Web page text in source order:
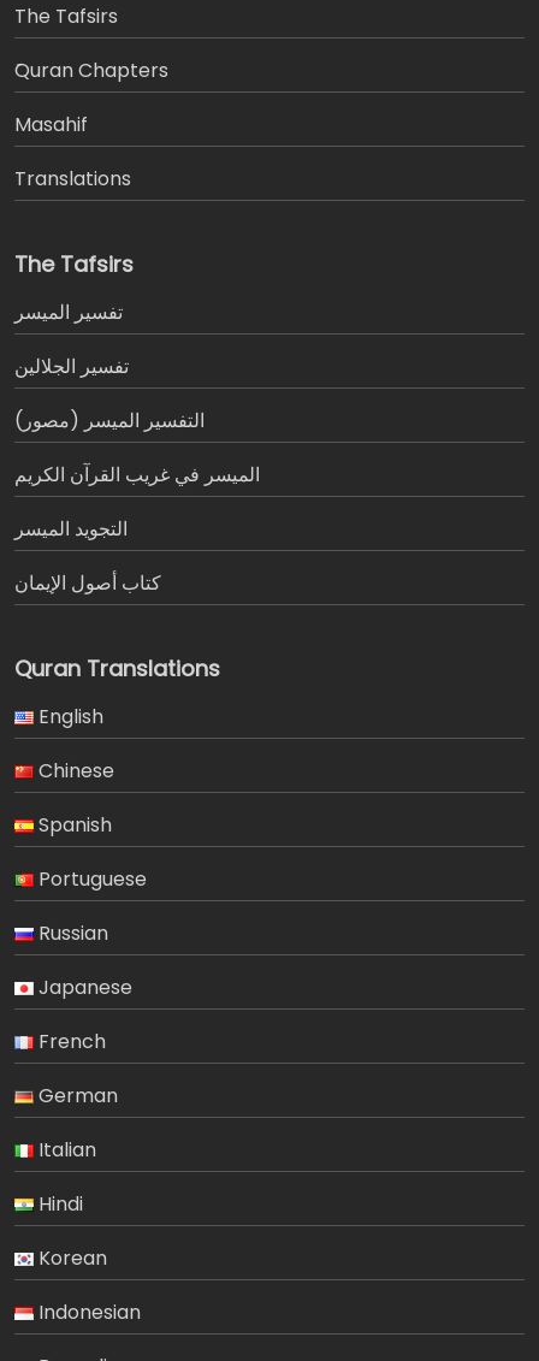
The Tafsirs
َQuran Chapters
Masahif
Translations
The Tafsirs
تفسير المیسر
تفسير الجلالين
التفسير الميسر (مصور)
الميسر في غريب القرآن الكريم
التجويد الميسر
كتاب أصول الإيمان
Quran Translations
English
Chinese
Spanish
Portuguese
Russian
Japanese
French
German
Italian
Hindi
Korean
Indonesian